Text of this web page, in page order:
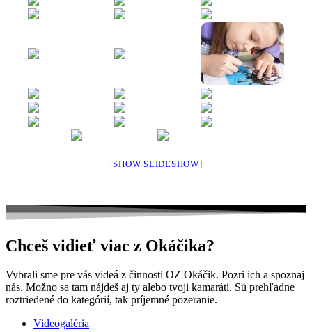
[SHOW SLIDESHOW]
Chceš vidieť viac z Okáčika?
Vybrali sme pre vás videá z činnosti OZ Okáčik. Pozri ich a spoznaj
nás. Možno sa tam nájdeš aj ty alebo tvoji kamaráti. Sú prehľadne
roztriedené do kategórií, tak príjemné pozeranie.
Videogaléria